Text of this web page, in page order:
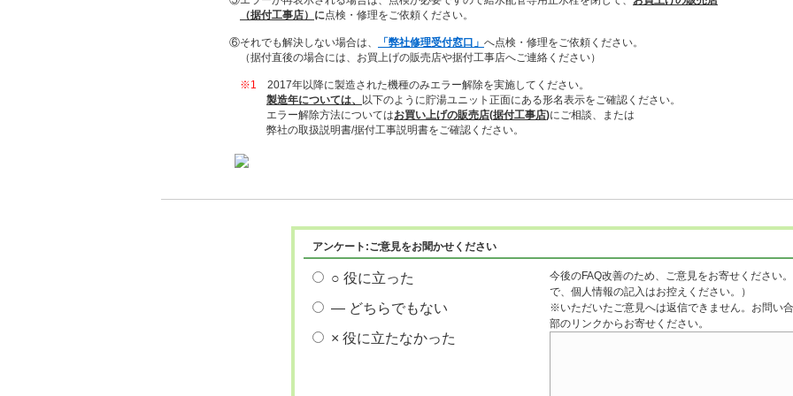
（据付工事店） に点検・修理をご依頼ください。
⑥それでも解決しない場合は、 「弊社修理受付窓口」 へ点検・修理をご依頼ください。
（据付直後の場合には、お買上げの販売店や据付工事店へご連絡ください）
※1 2017年以降に製造された機種のみエラー解除を実施してください。
製造年については、
以下のように貯湯ユニット正面にある形名表示をご確認ください。
エラー解除方法についてはお買い上げの販売店(据付工事店)にご相談、または
弊社の取扱説明書/据付工事説明書をご確認ください。
アンケート:ご意見をお聞かせください
○ 役に立った
― どちらでもない
× 役に立たなかった
今後のFAQ改善のため、ご意見をお寄せください
で、個人情報の記入はお控えください。）
※いただいたご意見へは返信できません。お問い
部のリンクからお寄せください。